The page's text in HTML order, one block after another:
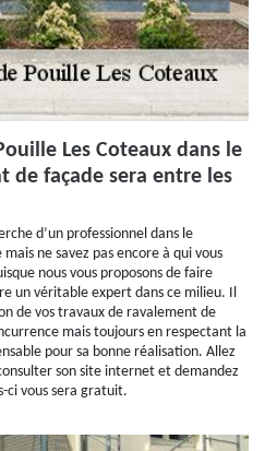
Les Coteaux dans le
de façade sera entre les
d’un professionnel dans le
ne savez pas encore à qui vous
nous vous proposons de faire
un véritable expert dans ce milieu. Il
de vos travaux de ravalement de
mais toujours en respectant la
pour sa bonne réalisation. Allez
son site internet et demandez
ci vous sera gratuit.